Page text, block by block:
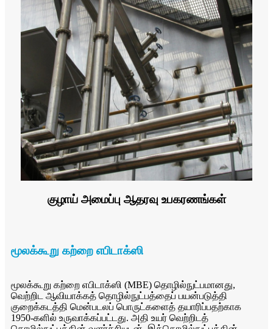
குழாய் அமைப்பு ஆதரவு உபகரணங்கள்
மூலக்கூறு கற்றை எபிடாக்ஸி
மூலக்கூறு கற்றை எபிடாக்ஸி (MBE) தொழில்நுட்பமானது,
வெற்றிட ஆவியாக்கத் தொழில்நுட்பத்தைப் பயன்படுத்தி
குறைக்கடத்தி மென்படலப் பொருட்களைத் தயாரிப்பதற்காக
1950-களில் உருவாக்கப்பட்டது. அதி உயர் வெற்றிடத்